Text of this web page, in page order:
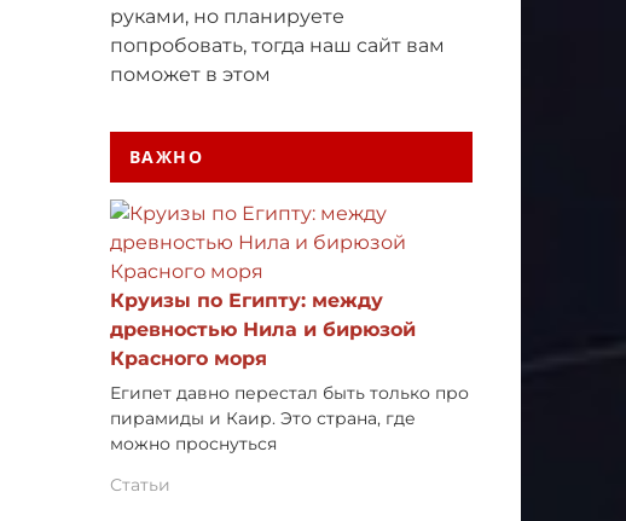
руками, но планируете
попробовать, тогда наш сайт вам
поможет в этом
ВАЖНО
Круизы по Египту: между
древностью Нила и бирюзой
Красного моря
Египет давно перестал быть только про
пирамиды и Каир. Это страна, где
можно проснуться
Статьи